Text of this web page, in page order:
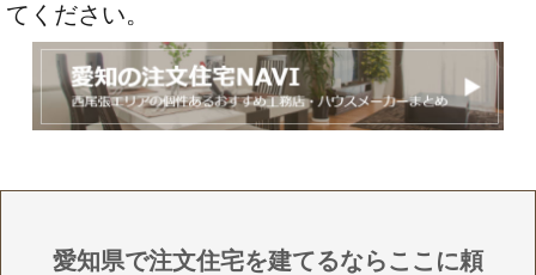
てください。
愛知県で注文住宅を建てるならここに頼